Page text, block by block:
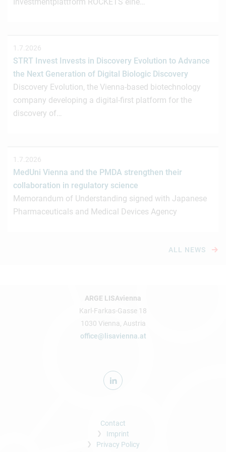
1.7.2026
STRT Invest Invests in Discovery Evolution to Advance
the Next Generation of Digital Biologic Discovery
Discovery Evolution, the Vienna-based biotechnology
company developing a digital-first platform for the
discovery of…
1.7.2026
MedUni Vienna and the PMDA strengthen their
collaboration in regulatory science
Memorandum of Understanding signed with Japanese
Pharmaceuticals and Medical Devices Agency
ALL NEWS
ARGE LISAvienna
Karl-Farkas-Gasse 18
1030 Vienna, Austria
office@lisavienna.at
Contact
Imprint
Privacy Policy